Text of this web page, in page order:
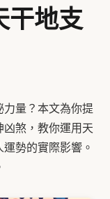
干地支
量？本文為你提
凶煞，教你運用天
勢的實際影響。